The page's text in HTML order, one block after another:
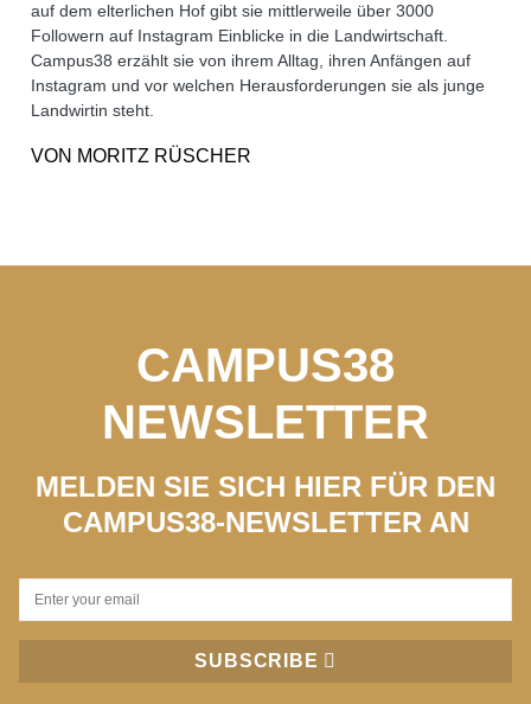
auf dem elterlichen Hof gibt sie mittlerweile über 3000
Followern auf Instagram Einblicke in die Landwirtschaft.
Campus38 erzählt sie von ihrem Alltag, ihren Anfängen auf
Instagram und vor welchen Herausforderungen sie als junge
Landwirtin steht.
VON MORITZ RÜSCHER
CAMPUS38
NEWSLETTER
MELDEN SIE SICH HIER FÜR DEN
CAMPUS38-NEWSLETTER AN
SUBSCRIBE